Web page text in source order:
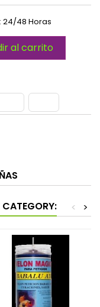
24/48 Horas
al carrito
CATEGORY: >
<